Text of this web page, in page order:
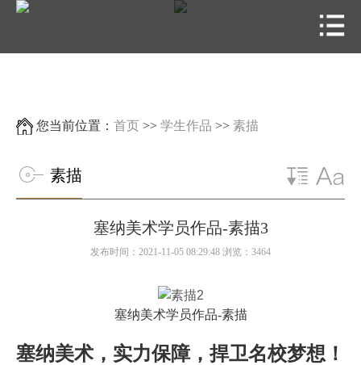
您当前位置： 首页>> 学生作品 >> 素描
素描
塞纳美术学员作品-素描3
发布时间：2021-11-05 08:29:48 浏览：3464
塞纳美术学员作品-素描
塞纳美术，实力保障，捍卫名校梦想！